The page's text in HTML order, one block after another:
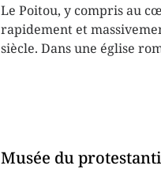
Le Poitou, y compris au
rapidement et
siècle. Dans une église
Musée du